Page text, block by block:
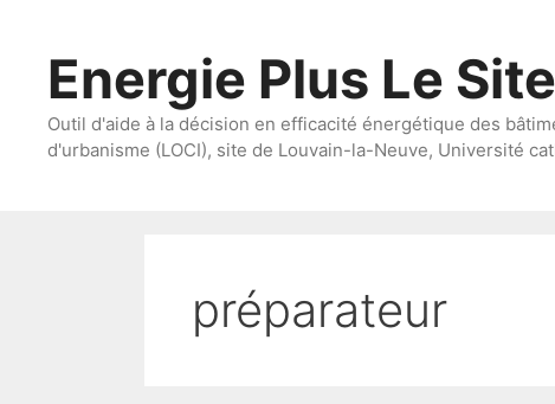
contenuEnergie Plus Le Site
Outil d'aide à la décision en efficacité énergétique des
d'urbanisme (LOCI), site de Louvain-la-Neuve, Université
préparateur